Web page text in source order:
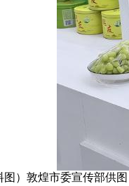
）敦煌市委宣传部供图